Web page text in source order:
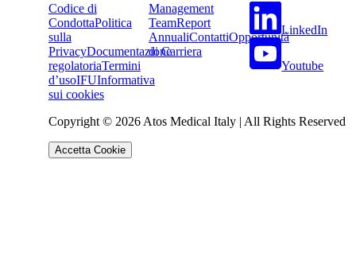
Codice di
CondottaPolitica
sulla
PrivacyDocumentazione
regolatoriaTermini
d’usoIFUInformativa
sui cookies
Management
TeamReport
AnnualiContattiOpportunità
di Carriera
LinkedIn
Youtube
Copyright © 2026 Atos Medical Italy | All Rights Reserved
Accetta Cookie